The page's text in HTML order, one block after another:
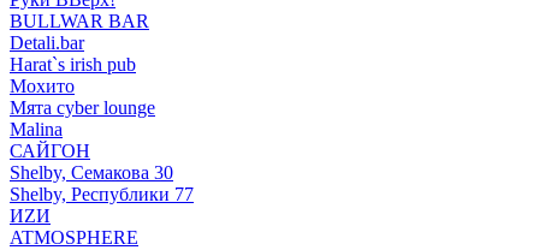
BULLWAR BAR
Detali.bar
Harat`s irish pub
Мохито
Мята cyber lounge
Malina
САЙГОН
Shelby, Семакова 30
Shelby, Республики 77
ИZИ
ATMOSPHERE